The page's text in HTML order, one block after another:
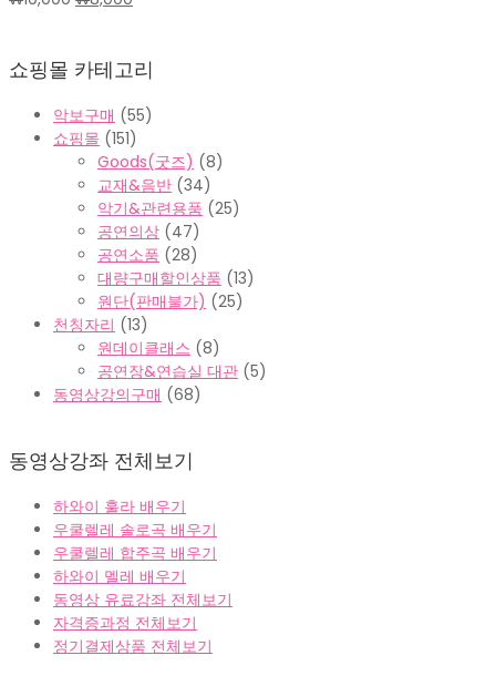
₩10,000.₩8,000.
격:
격:
쇼핑몰 카테고리
악보구매 (55)
쇼핑몰 (151)
Goods(굿즈) (8)
교재&음반 (34)
악기&관련용품 (25)
공연의상 (47)
공연소품 (28)
대량구매할인상품 (13)
원단(판매불가) (25)
천칭자리 (13)
원데이클래스 (8)
공연장&연습실 대관 (5)
동영상강의구매 (68)
동영상강좌 전체보기
하와이 훌라 배우기
우쿨렐레 솔로곡 배우기
우쿨렐레 합주곡 배우기
하와이 멜레 배우기
동영상 유료강좌 전체보기
자격증과정 전체보기
정기결제상품 전체보기